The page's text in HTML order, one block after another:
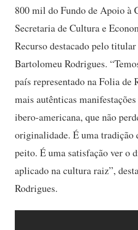
800 mil do Fundo de Apoio à
Secretaria de Cultura e
Recurso destacado pelo titular
Bartolomeu Rodrigues.
país representado na Folia de
mais autênticas
ibero-americana, que não
originalidade. É uma tradição
peito. É uma satisfação ver o
aplicado na cultura raiz”,
Rodrigues.